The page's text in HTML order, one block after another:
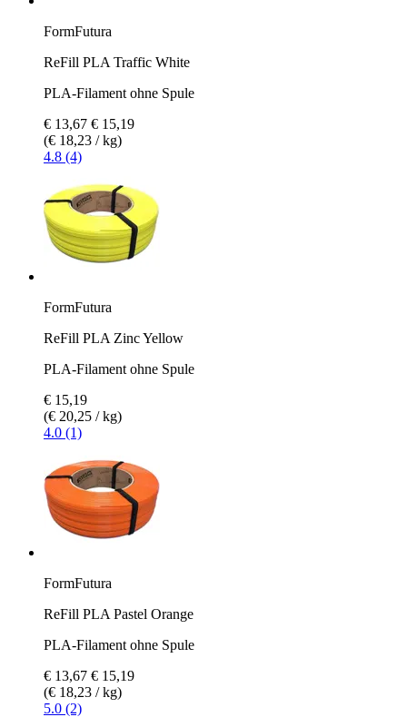
FormFutura
ReFill PLA Traffic White
PLA-Filament ohne Spule
€ 13,67 € 15,19
(€ 18,23 / kg)
4.8 (4)
FormFutura
ReFill PLA Zinc Yellow
PLA-Filament ohne Spule
€ 15,19
(€ 20,25 / kg)
4.0 (1)
FormFutura
ReFill PLA Pastel Orange
PLA-Filament ohne Spule
€ 13,67 € 15,19
(€ 18,23 / kg)
5.0 (2)